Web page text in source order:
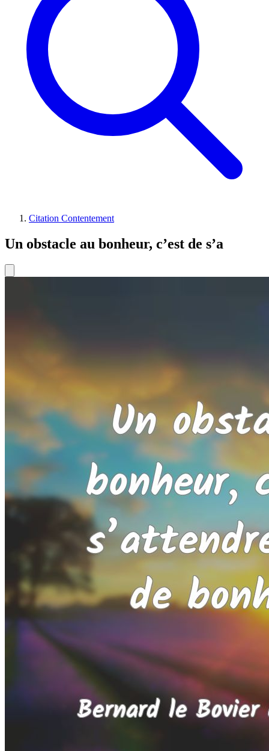
Citation Contentement
Un obstacle au bonheur, c’est de s’a